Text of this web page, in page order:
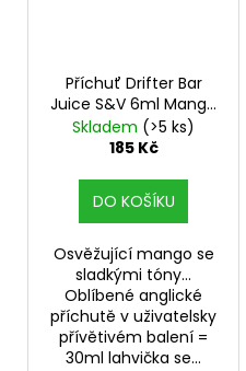
Příchuť Drifter Bar
Juice S&V 6ml Mango
Ice
Skladem (>5 ks)
185 Kč
DO KOŠÍKU
Osvěžující mango se
sladkými tóny...
Oblíbené anglické
příchutě v uživatelsky
přívětivém balení =
30ml lahvička se...